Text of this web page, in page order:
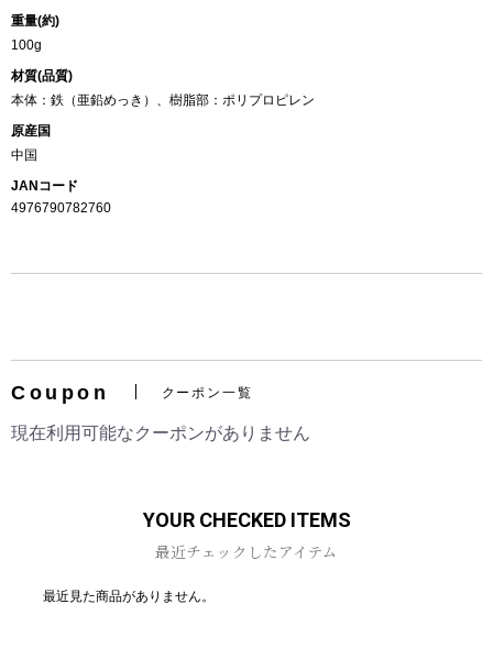
重量(約)
100g
材質(品質)
本体：鉄（亜鉛めっき）、樹脂部：ポリプロピレン
原産国
中国
JANコード
4976790782760
Coupon クーポン一覧
現在利用可能なクーポンがありません
YOUR CHECKED ITEMS
最近チェックしたアイテム
最近見た商品がありません。